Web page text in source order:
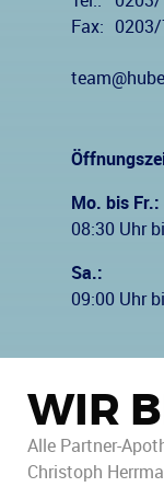
Fax:
Mo. bis Fr.:
08:30 Uhr
Sa.:
09:00 Uhr
WIR
Alle Partner-
Christoph